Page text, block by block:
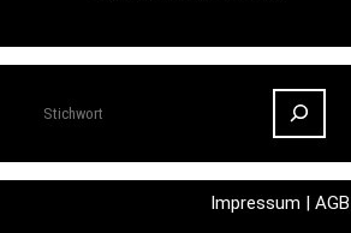
Impressum | AGB